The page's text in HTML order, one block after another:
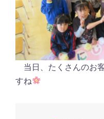
当日、たくさんのお
すね